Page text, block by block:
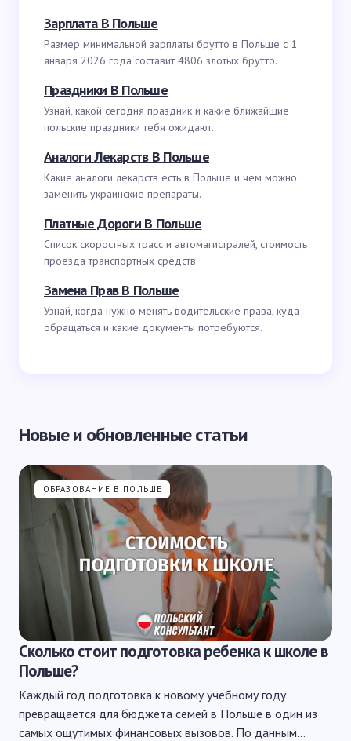
Зарплата В Польше
Размер минимальной зарплаты брутто в Польше с 1
января 2026 года составит 4806 злотых брутто.
Праздники В Польше
Узнай, какой сегодня праздник и какие ближайшие
польские праздники тебя ожидают.
Аналоги Лекарств В Польше
Какие аналоги лекарств есть в Польше и чем можно
заменить украинские препараты.
Платные Дороги В Польше
Список скоростных трасс и автомагистралей, стоимость
проезда транспортных средств.
Замена Прав В Польше
Узнай, когда нужно менять водительские права, куда
обращаться и какие документы потребуются.
Новые и обновленные статьи
ОБРАЗОВАНИЕ В ПОЛЬШЕ
Сколько стоит подготовка ребенка к школе в
Польше?
Каждый год подготовка к новому учебному году
превращается для бюджета семей в Польше в один из
самых ощутимых финансовых вызовов. По данным…